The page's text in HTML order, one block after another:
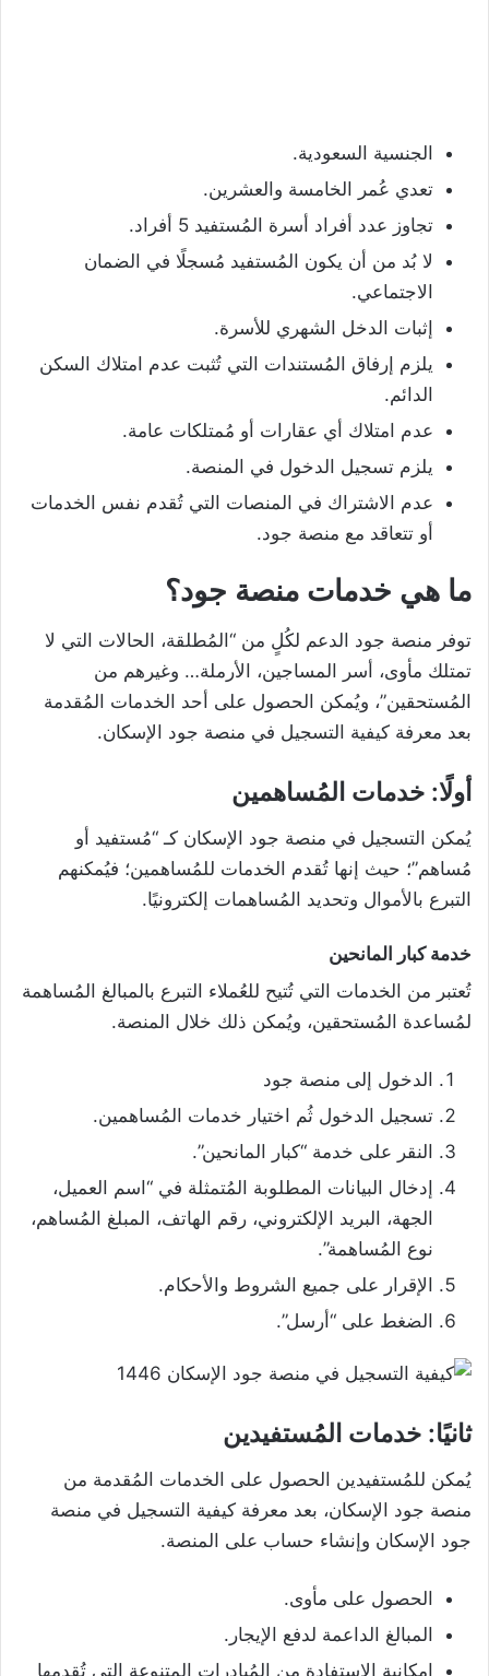
الجنسية السعودية.
تعدي عُمر الخامسة والعشرين.
تجاوز عدد أفراد أسرة المُستفيد 5 أفراد.
لا بُد من أن يكون المُستفيد مُسجلًا في الضمان
الاجتماعي.
إثبات الدخل الشهري للأسرة.
يلزم إرفاق المُستندات التي تُثبت عدم امتلاك السكن
الدائم.
عدم امتلاك أي عقارات أو مُمتلكات عامة.
يلزم تسجيل الدخول في المنصة.
عدم الاشتراك في المنصات التي تُقدم نفس الخدمات
أو تتعاقد مع منصة جود.
ما هي خدمات منصة جود؟
توفر منصة جود الدعم لكُلٍ من “المُطلقة، الحالات التي لا
تمتلك مأوى، أسر المساجين، الأرملة… وغيرهم من
المُستحقين”، ويُمكن الحصول على أحد الخدمات المُقدمة
بعد معرفة كيفية التسجيل في منصة جود الإسكان.
أولًا: خدمات المُساهمين
يُمكن التسجيل في منصة جود الإسكان كـ “مُستفيد أو
مُساهم”؛ حيث إنها تُقدم الخدمات للمُساهمين؛ فيُمكنهم
التبرع بالأموال وتحديد المُساهمات إلكترونيًا.
خدمة كبار المانحين
تُعتبر من الخدمات التي تُتيح للعُملاء التبرع بالمبالغ المُساهمة
لمُساعدة المُستحقين، ويُمكن ذلك خلال المنصة.
الدخول إلى منصة جود
تسجيل الدخول ثُم اختيار خدمات المُساهمين.
النقر على خدمة “كبار المانحين”.
إدخال البيانات المطلوبة المُتمثلة في “اسم العميل،
الجهة، البريد الإلكتروني، رقم الهاتف، المبلغ المُساهم،
نوع المُساهمة”.
الإقرار على جميع الشروط والأحكام.
الضغط على “أرسل”.
ثانيًا: خدمات المُستفيدين
يُمكن للمُستفيدين الحصول على الخدمات المُقدمة من
منصة جود الإسكان، بعد معرفة كيفية التسجيل في منصة
جود الإسكان وإنشاء حساب على المنصة.
الحصول على مأوى.
المبالغ الداعمة لدفع الإيجار.
إمكانية الاستفادة من المُبادرات المتنوعة التي تُقدمها